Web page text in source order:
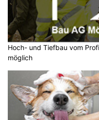
Hoch- und Tiefbau vom
möglich